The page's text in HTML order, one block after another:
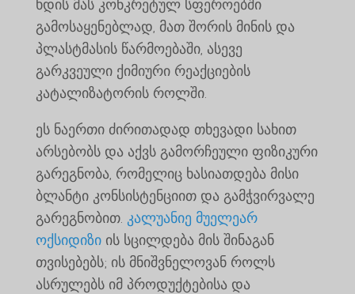
ხდის მას კონკრეტულ სფეროებში
გამოსაყენებლად, მათ შორის მინის და
პლასტმასის წარმოებაში, ასევე
გარკვეული ქიმიური რეაქციების
კატალიზატორის როლში.
ეს ნაერთი ძირითადად თხევადი სახით
არსებობს და აქვს გამორჩეული ფიზიკური
გარეგნობა, რომელიც ხასიათდება მისი
ბლანტი კონსისტენციით და გამჭვირვალე
გარეგნობით. კალუანიე მუელეარ
ოქსიდიზიის სცილდება მის შინაგან
თვისებებს; ის მნიშვნელოვან როლს
ასრულებს იმ პროდუქტებისა და